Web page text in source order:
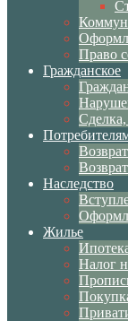
Право
Гражданское
Сделка,
Наследство
Жилье
Налог